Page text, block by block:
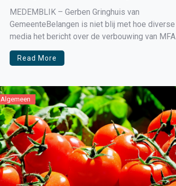
MEDEMBLIK – Gerben Gringhuis van
GemeenteBelangen is niet blij met hoe diverse
media het bericht over de verbouwing van MFA
De Muiter wordt weergeven.
Read More
Algemeen